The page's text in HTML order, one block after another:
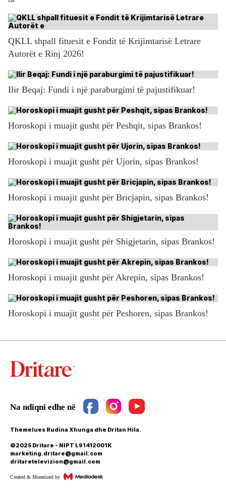
QKLL shpall fituesit e Fondit të Krijimtarisë Letrare
Autorët e Rinj 2026!
Ilir Beqaj: Fundi i një paraburgimi të pajustifikuar!
Horoskopi i muajit gusht për Peshqit, sipas Brankos!
Horoskopi i muajit gusht për Ujorin, sipas Brankos!
Horoskopi i muajit gusht për Bricjapin, sipas Brankos!
Horoskopi i muajit gusht për Shigjetarin, sipas Brankos!
Horoskopi i muajit gusht për Akrepin, sipas Brankos!
Horoskopi i muajit gusht për Peshoren, sipas Brankos!
Themelues Rudina Xhunga dhe Dritan Hila.
©2025 Dritare - NIPT L91412001K
marketing.dritare@gmail.com
dritaretelevizion@gmail.com
Created & Monetized by